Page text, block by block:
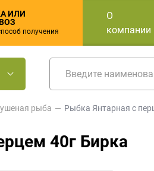
ИЛИ
получения
О
компании
рыба Рыбка Янтарная с
40г Бирка